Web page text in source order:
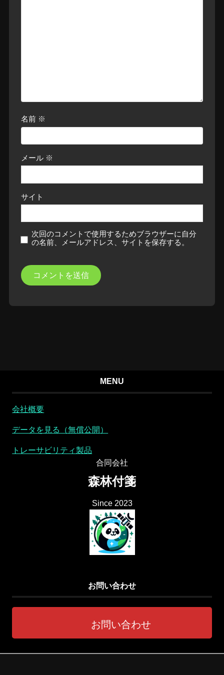
名前 ※
メール ※
サイト
次回のコメントで使用するためブラウザーに自分
の名前、メールアドレス、サイトを保存する。
MENU
会社概要
データを見る（無償公開）
トレーサビリティ製品
合同会社
森林付箋
Since 2023
お問い合わせ
お問い合わせ